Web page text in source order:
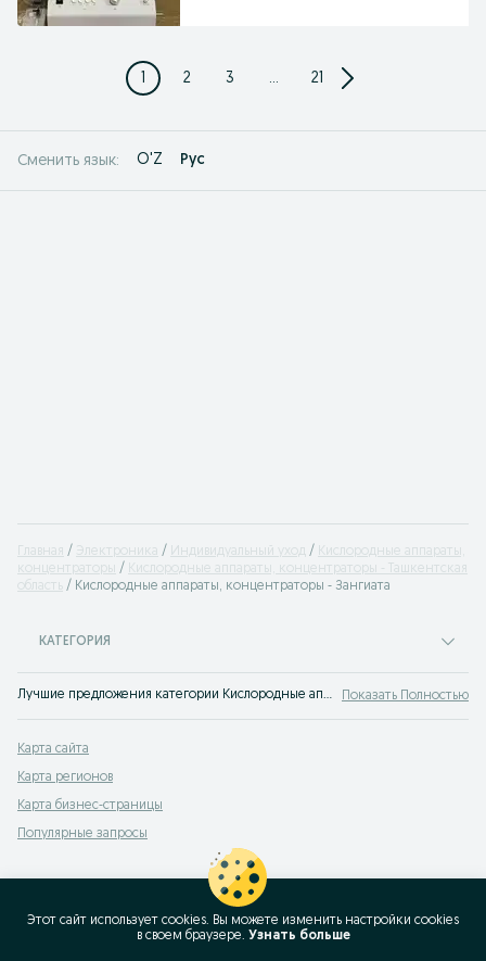
1 2 3 ... 21
Сменить язык: O'Z Рус
Главная Электроника Индивидуальный уход
Кислородные аппараты,
концентраторы
Кислородные аппараты, концентраторы - Ташкентская
область
Кислородные аппараты, концентраторы - Зангиата
КАТЕГОРИЯ
Лучшие предложения категории Кислородные аппараты, концентраторы Зангиата. Большой выбор товаров и услуг по выгодным ценам на OLX! Множество предложений на OLX.uz! Показать Полностью
Карта сайта
Карта регионов
Карта бизнес-страницы
Популярные запросы
Этот сайт использует cookies. Вы можете изменить настройки cookies
в своeм браузере. Узнать больше